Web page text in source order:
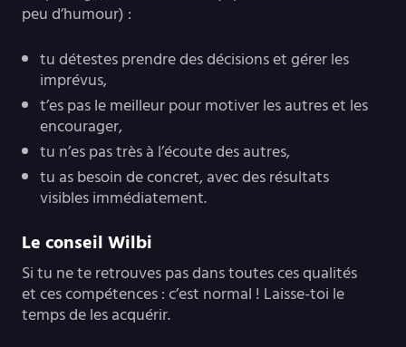
peu d’humour) :
tu détestes prendre des décisions et gérer les
imprévus,
t’es pas le meilleur pour motiver les autres et les
encourager,
tu n’es pas très à l’écoute des autres,
tu as besoin de concret, avec des résultats
visibles immédiatement.
Le conseil Wilbi
Si tu ne te retrouves pas dans toutes ces qualités
et ces compétences : c’est normal ! Laisse-toi le
temps de les acquérir.